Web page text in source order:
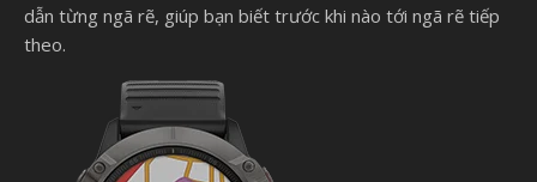
dẫn từng ngã rẽ, giúp bạn biết trước khi nào tới ngã rẽ tiếp
theo.